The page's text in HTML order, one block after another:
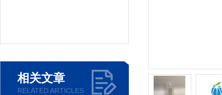
相关文章
RELATED ARTICLES